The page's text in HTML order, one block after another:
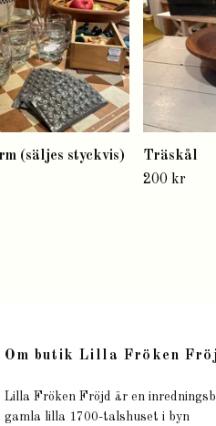
(säljes styckvis)
Träskål
200 kr
Om butik Lilla Fröken
Lilla Fröken Fröjd är en
gamla lilla 1700-talshuset i byn